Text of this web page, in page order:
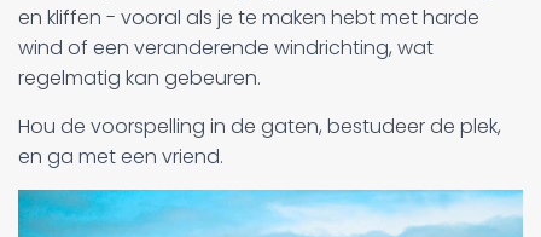
en kliffen - vooral als je te maken hebt met harde
wind of een veranderende windrichting, wat
regelmatig kan gebeuren.
Hou de voorspelling in de gaten, bestudeer de plek,
en ga met een vriend.